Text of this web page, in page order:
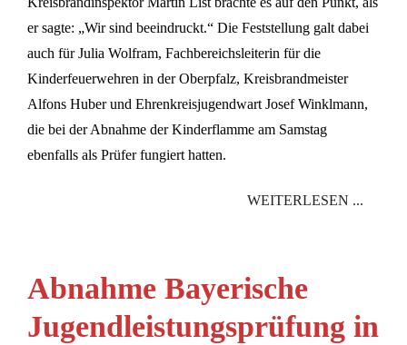
er sagte: „Wir sind beeindruckt.“ Die Feststellung galt dabei
auch für Julia Wolfram, Fachbereichsleiterin für die
Kinderfeuerwehren in der Oberpfalz, Kreisbrandmeister
Alfons Huber und Ehrenkreisjugendwart Josef Winklmann,
die bei der Abnahme der Kinderflamme am Samstag
ebenfalls als Prüfer fungiert hatten.
WEITERLESEN ...
Abnahme Bayerische
Jugendleistungsprüfung in